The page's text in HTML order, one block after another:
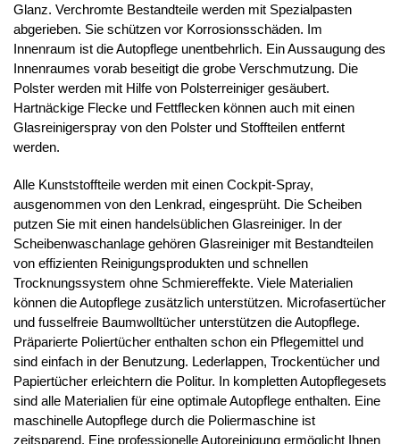
Glanz. Verchromte Bestandteile werden mit Spezialpasten
abgerieben. Sie schützen vor Korrosionsschäden. Im
Innenraum ist die Autopflege unentbehrlich. Ein Aussaugung des
Innenraumes vorab beseitigt die grobe Verschmutzung. Die
Polster werden mit Hilfe von Polsterreiniger gesäubert.
Hartnäckige Flecke und Fettflecken können auch mit einen
Glasreinigerspray von den Polster und Stoffteilen entfernt
werden.
Alle Kunststoffteile werden mit einen Cockpit-Spray,
ausgenommen von den Lenkrad, eingesprüht. Die Scheiben
putzen Sie mit einen handelsüblichen Glasreiniger. In der
Scheibenwaschanlage gehören Glasreiniger mit Bestandteilen
von effizienten Reinigungsprodukten und schnellen
Trocknungssystem ohne Schmiereffekte. Viele Materialien
können die Autopflege zusätzlich unterstützen. Microfasertücher
und fusselfreie Baumwolltücher unterstützen die Autopflege.
Präparierte Poliertücher enthalten schon ein Pflegemittel und
sind einfach in der Benutzung. Lederlappen, Trockentücher und
Papiertücher erleichtern die Politur. In kompletten Autopflegesets
sind alle Materialien für eine optimale Autopflege enthalten. Eine
maschinelle Autopflege durch die Poliermaschine ist
zeitsparend. Eine professionelle Autoreinigung ermöglicht Ihnen